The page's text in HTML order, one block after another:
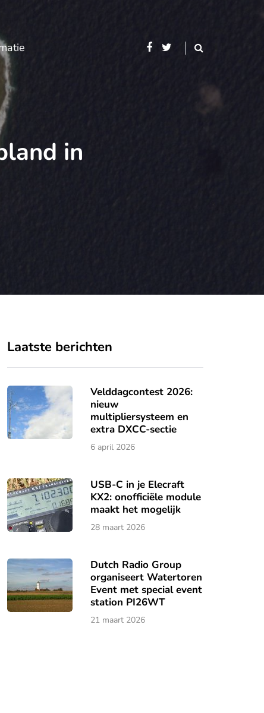
in
Laatste berichten
Velddagcontest 2026:
nieuw
multipliersysteem en
extra DXCC-sectie
6 april 2026
USB-C in je Elecraft
KX2: onofficiële module
maakt het mogelijk
28 maart 2026
Dutch Radio Group
organiseert Watertoren
Event met special event
station PI26WT
21 maart 2026